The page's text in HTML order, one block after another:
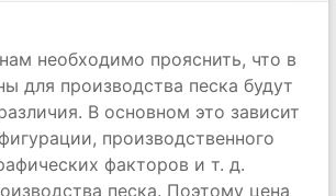
необходимо прояснить, что в
для производства песка будут
В основном это зависит
производственного
факторов и т. д.
песка. Поэтому цена